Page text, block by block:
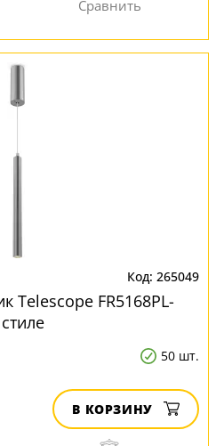
265049
Telescope FR5168PL-
50 шт.
В КОРЗИНУ